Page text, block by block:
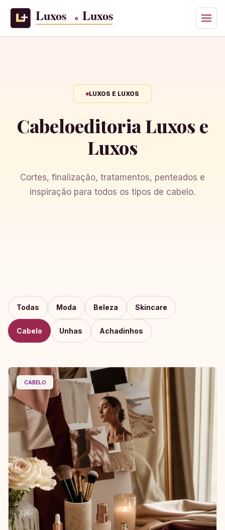
LUXOS E LUXOS
Cabeloeditoria Luxos e
Luxos
Cortes, finalização, tratamentos, penteados e
inspiração para todos os tipos de cabelo.
Todas Moda Beleza Skincare
Cabelo Unhas Achadinhos
CABELO